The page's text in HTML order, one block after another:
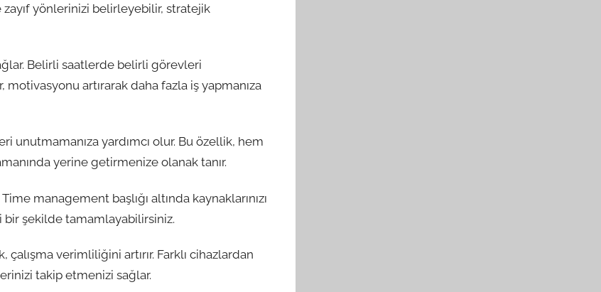
zayıf yönlerinizi belirleyebilir, stratejik
Belirli saatlerde belirli görevleri
artırarak daha fazla iş yapmanıza
unutmamanıza yardımcı olur. Bu özellik, hem
yerine getirmenize olanak tanır.
management başlığı altında kaynaklarınızı
bir şekilde tamamlayabilirsiniz.
verimliliğini artırır. Farklı cihazlardan
takip etmenizi sağlar.